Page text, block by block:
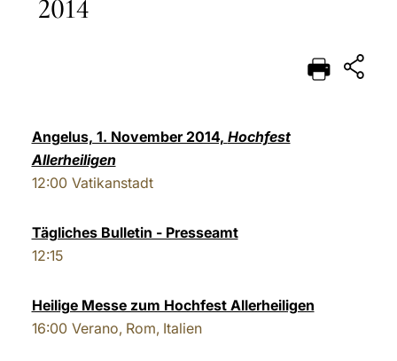
POLSKI
中文
2014
Angelus, 1. November 2014, Hochfest
Allerheiligen
12:00 Vatikanstadt
Tägliches Bulletin - Presseamt
12:15
Heilige Messe zum Hochfest Allerheiligen
16:00 Verano, Rom, Italien